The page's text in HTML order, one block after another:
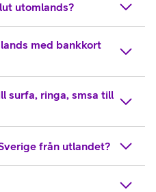
utomlands?
med bankkort
surfa, ringa, smsa till
från utlandet?